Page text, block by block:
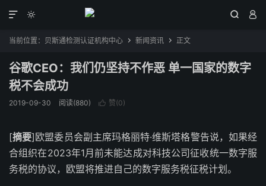
  

当前位置： 贝斯通检测认证机构中心  新闻资讯  正文
谷歌CEO：我们仍坚持不作恶 单一国家的数字
税不会成功
2019-09-30 阅读(880)  赞(0)
[摘要]欧盟委员会副主席玛格丽特·维斯塔格警告说，如果经
合组织在2023年1月前未能达成对科技公司征收统一数字服
务税的协议，欧盟将推进自己的数字服务税征税计划。